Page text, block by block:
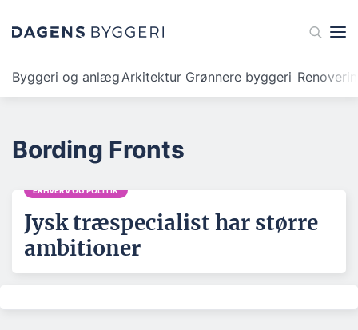
Byggeri og anlægArkitektur Grønnere byggeri
Bording Fronts
ERHVERV OG POLITIK
Jysk træspecialist har større
ambitioner